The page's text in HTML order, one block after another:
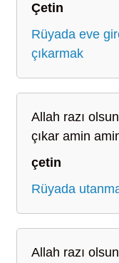
Çetin
Rüyada eve
çıkarmak
Allah razı
çıkar amin
çetin
Rüyada
Allah razı